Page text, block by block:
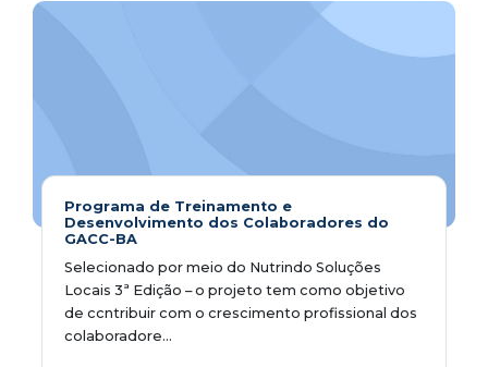
Programa de Treinamento e
Desenvolvimento dos Colaboradores do
GACC-BA
Selecionado por meio do Nutrindo Soluções
Locais 3ª Edição – o projeto tem como objetivo
de ccntribuir com o crescimento profissional dos
colaboradore...